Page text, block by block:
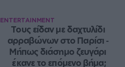
ENTERTAINMENT
Τους είδαν με δαχτυλίδι
αρραβώνων στο Παρίσι ‑
Μήπως διάσημο ζευγάρι
έκανε το επόμενο βήμα;